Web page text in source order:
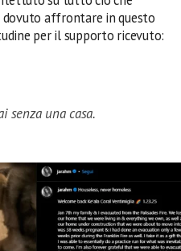
affrontare in questo
per il supporto ricevuto:
senza una casa.